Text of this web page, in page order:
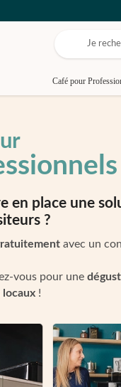
Café pour
en place une
?
avec un
vous pour une
locaux !